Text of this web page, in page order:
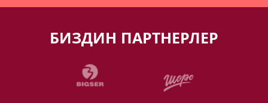
БИЗДИН ПАРТНЕРЛЕР